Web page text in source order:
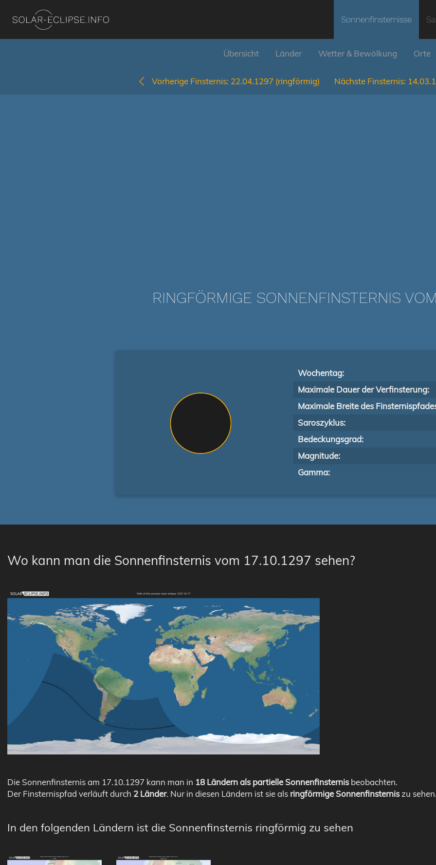
Sonnenfinsternisse
Übersicht Länder Wetter & Bewölkung Orte
Vorherige Finsternis: 22.04.1297 (ringförmig) Nächste Finsternis:
RINGFÖRMIGE SONNENFINSTERNIS VOM
Wochentag:
Maximale Dauer der Verfinsterung:
Maximale Breite des
Saroszyklus:
Bedeckungsgrad:
Magnitude:
Gamma:
Wo kann man die Sonnenfinsternis vom 17.10.1297 sehen?
Die Sonnenfinsternis am 17.10.1297 kann man in 18 Ländern als partielle Sonnenfinsternisbeobachten.
Der Finsternispfad verläuft durch 2 Länder. Nur in diesen Ländern ist sie als ringförmige Sonnenfinsterniszu
In den folgenden Ländern ist die Sonnenfinsternis ringförmig zu sehen